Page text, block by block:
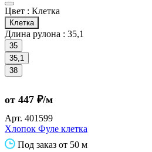
Цвет : Клетка
Клетка
Длина рулона : 35,1
35
35,1
38
от 447 ₽/м
Арт. 401599
Хлопок Фуле клетка
Под заказ от 50 м